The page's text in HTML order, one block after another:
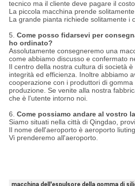
tecnico ma il cliente deve pagare il
La piccola macchina prende
La grande pianta richiede solitamente i
5. Come posso fidarsevi per
ho ordinato?
Assolutamente consegneremo una
come abbiamo discusso e confermato
Il centro della nostra cultura di società
integrità ed efficienza. Inoltre abbiamo
cooperazione con i produttori di
produzione. Se venite alla nostra
che è l'utente intorno noi.
6. Come possiamo andare al vostro
Siamo situati nella città di Qingdao,
Il nome dell'aeroporto è aeroporto
Vi prenderemo all'aeroporto.